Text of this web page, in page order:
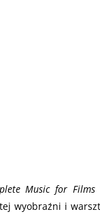
Music for Films
wyobraźni i